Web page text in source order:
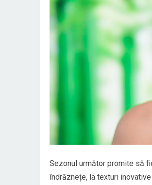
Sezonul următor promite să
îndrăznețe, la texturi